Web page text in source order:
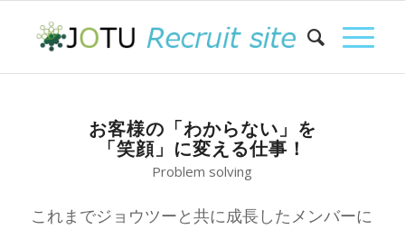
お客様の「わからない」を
「笑顔」に変える仕事！
Problem solving
これまでジョウツーと共に成長したメンバーに